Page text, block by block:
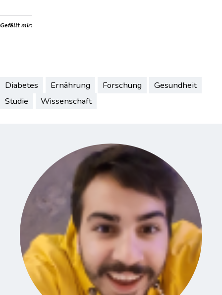
Gefällt mir:
Diabetes Ernährung Forschung
Gesundheit
Studie
Wissenschaft